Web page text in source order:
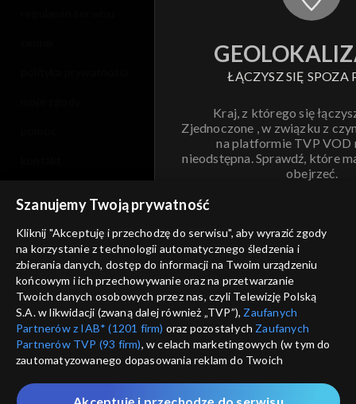
ŁĄCZYSZ SIĘ SPOZA
Kraj, z którego się
Zjednoczone , w związku z
na platformie TVP VOD
nieodstępna. Sprawdź, które
obejrzeć.
ANULUJ
informacje o dostawcy usług
Szanujemy Twoją prywatność
Kliknij "Akceptuję i przechodzę do serwisu", aby wyrazić zgody
na korzystanie z technologii automatycznego śledzenia i
zbierania danych, dostęp do informacji na Twoim urządzeniu
końcowym i ich przechowywanie oraz na przetwarzanie
Twoich danych osobowych przez nas, czyli Telewizję Polską
S.A. w likwidacji (zwaną dalej również „TVP”), Zaufanych
Partnerów z IAB* (1201 firm) oraz pozostałych Zaufanych
Partnerów TVP (93 firm), w celach marketingowych (w tym do
zautomatyzowanego dopasowania reklam do Twoich
które wskazujemy poniżej, a także zgody na udostępnianie